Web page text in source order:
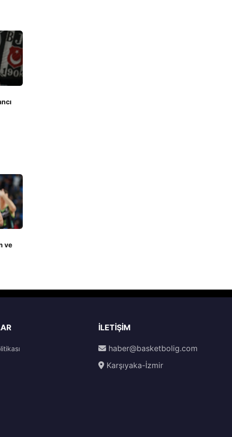
ve
İLETIŞIM
haber@basketbolig.com
Karşıyaka-İzmir